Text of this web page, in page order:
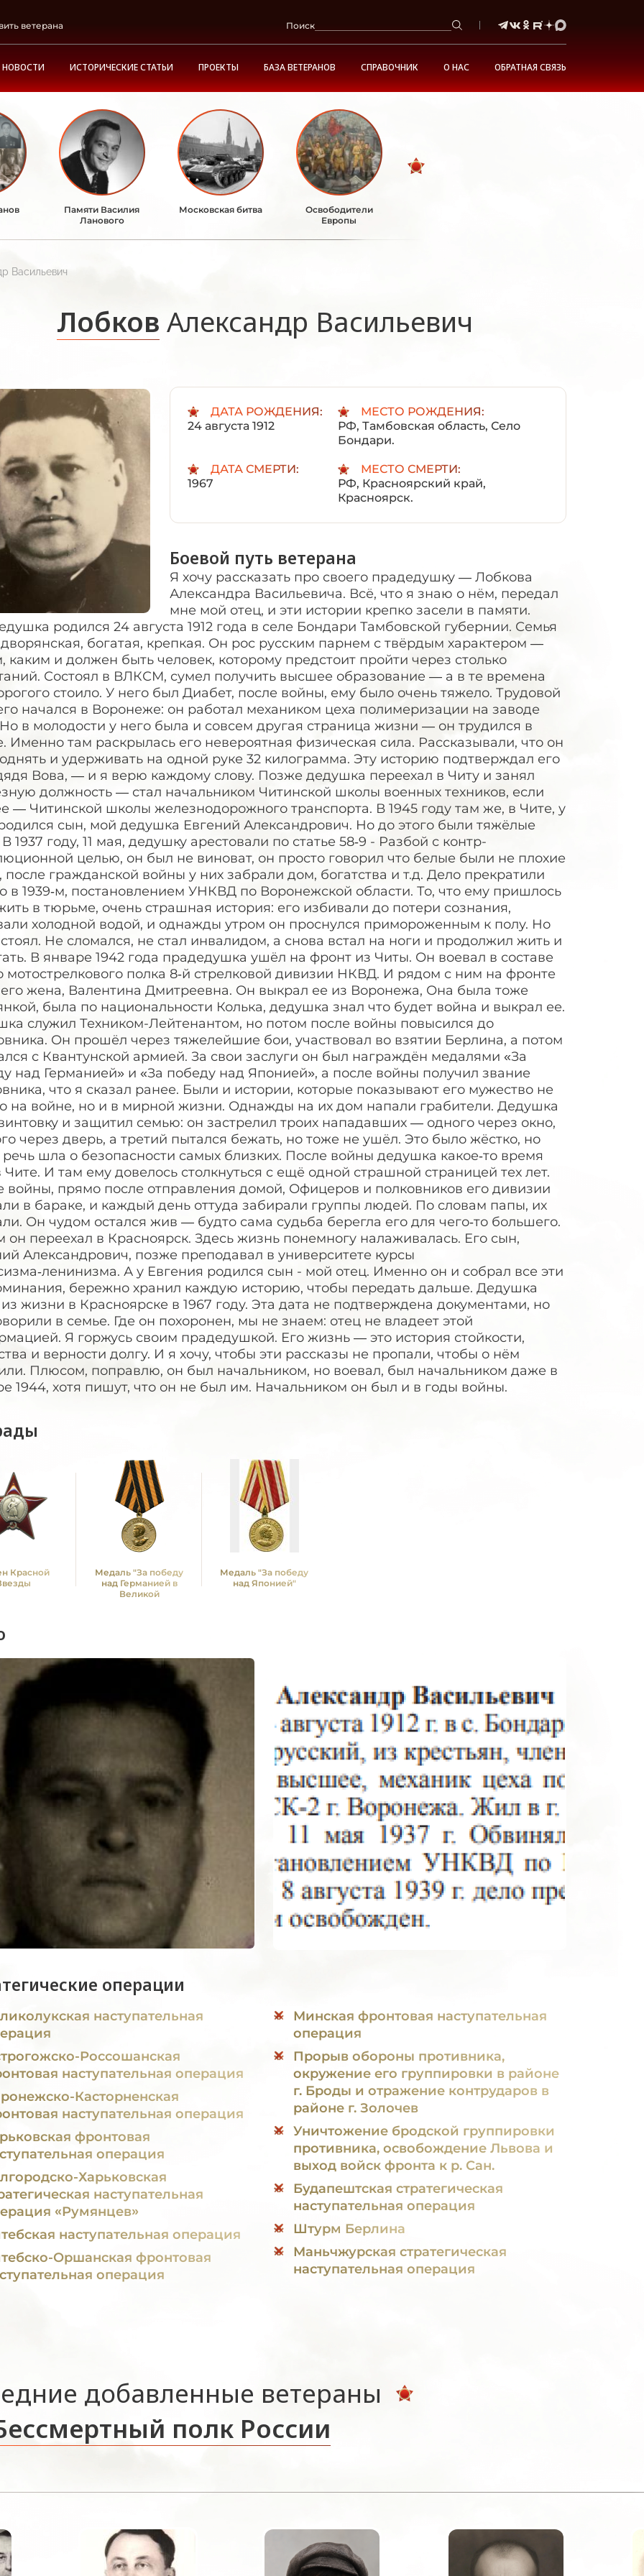
ветерана Поиск
НОВОСТИ ИСТОРИЧЕСКИЕ СТАТЬИ ПРОЕКТЫ БАЗА ВЕТЕРАНОВ СПРАВОЧНИК О НАС ОБРАТНАЯ СВЯЗЬ
Памяти Василия
Ланового
Московская битва
Освободители
Европы
Васильевич
Лобков Александр Васильевич
ДАТА РОЖДЕНИЯ:
24 августа 1912
МЕСТО РОЖДЕНИЯ:
РФ, Тамбовская область, Село
Бондари.
ДАТА СМЕРТИ:
1967
МЕСТО СМЕРТИ:
РФ, Красноярский край,
Красноярск.
Боевой путь ветерана
Я хочу рассказать про своего прадедушку — Лобкова
Александра Васильевича. Всё, что я знаю о нём, передал
мне мой отец, и эти истории крепко засели в памяти.
родился 24 августа 1912 года в селе Бондари Тамбовской губернии. Семья
богатая, крепкая. Он рос русским парнем с твёрдым характером —
каким и должен быть человек, которому предстоит пройти через столько
Состоял в ВЛКСМ, сумел получить высшее образование — а в те времена
стоило. У него был Диабет, после войны, ему было очень тяжело. Трудовой
начался в Воронеже: он работал механиком цеха полимеризации на заводе
в молодости у него была и совсем другая страница жизни — он трудился в
Именно там раскрылась его невероятная физическая сила. Рассказывали, что он
и удерживать на одной руке 32 килограмма. Эту историю подтверждал его
Вова, — и я верю каждому слову. Позже дедушка переехал в Читу и занял
должность — стал начальником Читинской школы военных техников, если
— Читинской школы железнодорожного транспорта. В 1945 году там же, в Чите, у
сын, мой дедушка Евгений Александрович. Но до этого были тяжёлые
1937 году, 11 мая, дедушку арестовали по статье 58‑9 - Разбой с контр-
целью, он был не виноват, он просто говорил что белые были не плохие
гражданской войны у них забрали дом, богатства и т.д. Дело прекратили
в 1939‑м, постановлением УНКВД по Воронежской области. То, что ему пришлось
в тюрьме, очень страшная история: его избивали до потери сознания,
холодной водой, и однажды утром он проснулся примороженным к полу. Но
Не сломался, не стал инвалидом, а снова встал на ноги и продолжил жить и
В январе 1942 года прадедушка ушёл на фронт из Читы. Он воевал в составе
мотострелкового полка 8‑й стрелковой дивизии НКВД. И рядом с ним на фронте
жена, Валентина Дмитреевна. Он выкрал ее из Воронежа, Она была тоже
была по национальности Колька, дедушка знал что будет война и выкрал ее.
служил Техником-Лейтенантом, но потом после войны повысился до
Он прошёл через тяжелейшие бои, участвовал во взятии Берлина, а потом
с Квантунской армией. За свои заслуги он был награждён медалями «За
над Германией» и «За победу над Японией», а после войны получил звание
что я сказал ранее. Были и истории, которые показывают его мужество не
на войне, но и в мирной жизни. Однажды на их дом напали грабители. Дедушка
и защитил семью: он застрелил троих нападавших — одного через окно,
через дверь, а третий пытался бежать, но тоже не ушёл. Это было жёстко, но
речь шла о безопасности самых близких. После войны дедушка какое‑то время
И там ему довелось столкнуться с ещё одной страшной страницей тех лет.
войны, прямо после отправления домой, Офицеров и полковников его дивизии
в бараке, и каждый день оттуда забирали группы людей. По словам папы, их
Он чудом остался жив — будто сама судьба берегла его для чего‑то большего.
он переехал в Красноярск. Здесь жизнь понемногу налаживалась. Его сын,
Александрович, позже преподавал в университете курсы
А у Евгения родился сын - мой отец. Именно он и собрал все эти
бережно хранил каждую историю, чтобы передать дальше. Дедушка
жизни в Красноярске в 1967 году. Эта дата не подтверждена документами, но
в семье. Где он похоронен, мы не знаем: отец не владеет этой
Я горжусь своим прадедушкой. Его жизнь — это история стойкости,
и верности долгу. И я хочу, чтобы эти рассказы не пропали, чтобы о нём
Плюсом, поправлю, он был начальником, но воевал, был начальником даже в
1944, хотя пишут, что он не был им. Начальником он был и в годы войны.
Красной
Медаль "За победу
над Германией в
Великой
Медаль "За победу
над Японией"
операции
наступательная
Россошанская
наступательная операция
Касторненская
наступательная операция
фронтовая
операция
Харьковская
наступательная
«Румянцев»
наступательная операция
Оршанская фронтовая
операция
Минская фронтовая наступательная
операция
Прорыв обороны противника,
окружение его группировки в районе
г. Броды и отражение контрударов в
районе г. Золочев
Уничтожение бродской группировки
противника, освобождение Львова и
выход войск фронта к р. Сан.
Будапештская стратегическая
наступательная операция
Штурм Берлина
Маньчжурская стратегическая
наступательная операция
добавленные ветераны
полк России